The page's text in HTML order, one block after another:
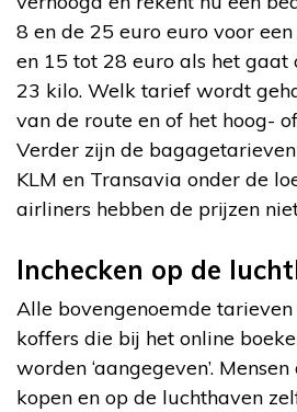
8 en de 25 euro euro voor
en 15 tot 28 euro als het gaat
23 kilo. Welk tarief wordt
van de route en of het hoog-
Verder zijn de
KLM en Transavia onder de
airliners hebben de prijzen
Inchecken op de
Alle bovengenoemde
koffers die bij het online
worden ‘aangegeven’.
kopen en op de luchthaven